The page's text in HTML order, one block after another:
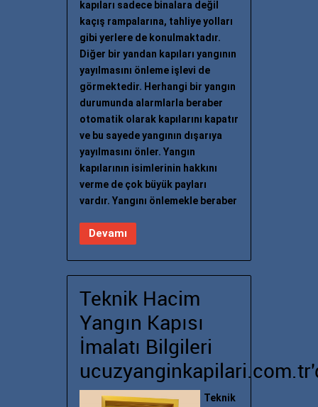
kapıları sadece binalara değil
kaçış rampalarına, tahliye yolları
gibi yerlere de konulmaktadır.
Diğer bir yandan kapıları yangının
yayılmasını önleme işlevi de
görmektedir. Herhangi bir yangın
durumunda alarmlarla beraber
otomatik olarak kapılarını kapatır
ve bu sayede yangının dışarıya
yayılmasını önler. Yangın
kapılarının isimlerinin hakkını
verme de çok büyük payları
vardır. Yangını önlemekle beraber
Devamı
Teknik Hacim
Yangın Kapısı
İmalatı Bilgileri
Teknik